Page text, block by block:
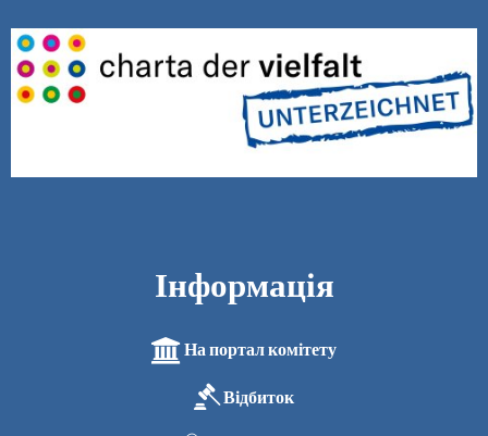
Інформація
На портал комітету
Відбиток